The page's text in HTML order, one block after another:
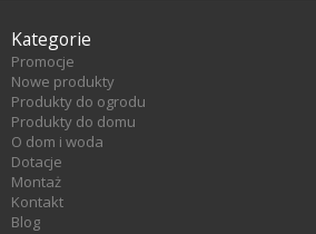
Kategorie
Promocje
Nowe produkty
Produkty do ogrodu
Produkty do domu
O dom i woda
Dotacje
Montaż
Kontakt
Blog